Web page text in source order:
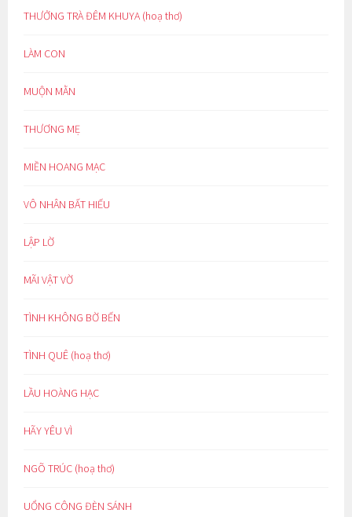
THƯỞNG TRÀ ĐÊM KHUYA (hoạ thơ)
LÀM CON
MUỘN MẰN
THƯƠNG MẸ
MIỀN HOANG MẠC
VÔ NHÂN BẤT HIẾU
LẬP LỜ
MÃI VẬT VỜ
TÌNH KHÔNG BỜ BẾN
TÌNH QUÊ (hoạ thơ)
LẦU HOÀNG HẠC
HÃY YÊU VÌ
NGÕ TRÚC (hoạ thơ)
UỔNG CÔNG ĐÈN SÁNH